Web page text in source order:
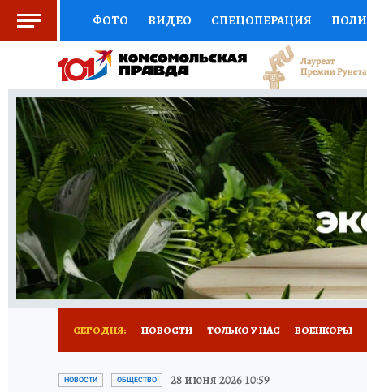
ФОТО ВИДЕО СПЕЦОПЕРАЦИЯ
СОЦПОДДЕРЖКА НАУКА СПОРТ
ВЫБОР ЭКСПЕРТОВ ДОКТОР ФИНАНСЫ
КНИЖНАЯ ПОЛКА ПРОГНОЗЫ НА СПОРТ
ПРЕСС-ЦЕНТР НЕДВИЖИМОСТЬ
РАДИО КП РЕКЛАМА ТЕСТЫ НОВОЕ
СЕГОДНЯ: НОВОСТИ ТОЛЬКО У НАС ВОЕНКОРЫ
ИСПЫТАНО НА СЕБЕ
НОВОСТИ ОБЩЕСТВО 28 июня 2026 10:59